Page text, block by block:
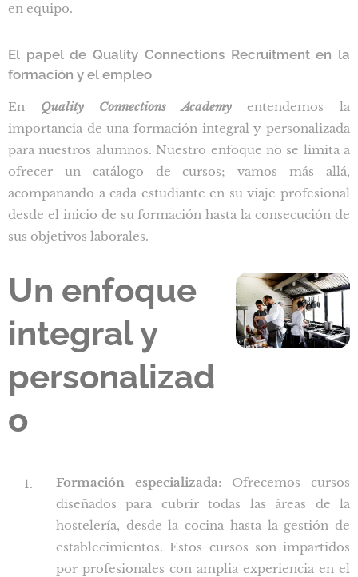
en equipo.
El papel de Quality Connections Recruitment en la
formación y el empleo
En Quality Connections Academyentendemos la
importancia de una formación integral y personalizada
para nuestros alumnos. Nuestro enfoque no se limita a
ofrecer un catálogo de cursos; vamos más allá,
acompañando a cada estudiante en su viaje profesional
desde el inicio de su formación hasta la consecución de
sus objetivos laborales.
Un enfoque
integral y
personalizad
o
Formación especializada: Ofrecemos cursos
diseñados para cubrir todas las áreas de la
hostelería, desde la cocina hasta la gestión de
establecimientos. Estos cursos son impartidos
por profesionales con amplia experiencia en el